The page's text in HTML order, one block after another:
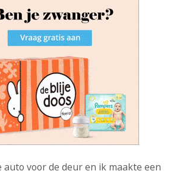
auto voor de deur en ik maakte een